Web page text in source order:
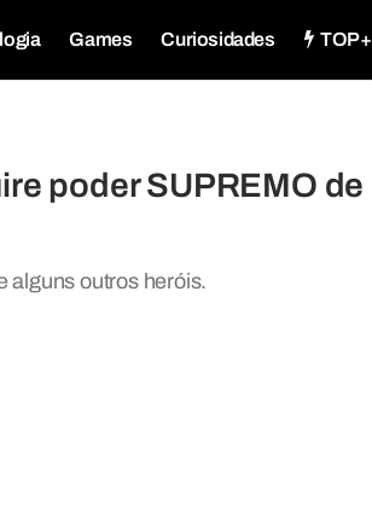
Games Curiosidades TOP+
poder SUPREMO de
alguns outros heróis.